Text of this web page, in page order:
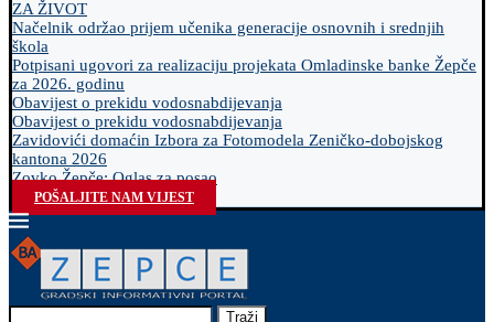
ZA ŽIVOT
Načelnik održao prijem učenika generacije osnovnih i srednjih
škola
Potpisani ugovori za realizaciju projekata Omladinske banke Žepče
za 2026. godinu
Obavijest o prekidu vodosnabdijevanja
Obavijest o prekidu vodosnabdijevanja
Zavidovići domaćin Izbora za Fotomodela Zeničko-dobojskog
kantona 2026
Zovko Žepče: Oglas za posao
POŠALJITE NAM VIJEST
Traži